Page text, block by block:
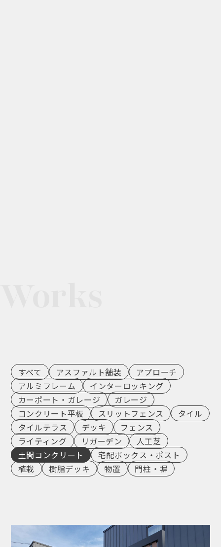
すべて アスファルト舗装
アプローチ
アルミフレーム
インターロッキング
カーポート・ガレージ
ガレージ
コンクリート平板
スリットフェンス
タイル
タイルテラス
デッキ
フェンス
ライティング
リガーデン
人工芝
土間コンクリート
宅配ボックス・ポスト
植栽
樹脂デッキ 物置 門柱・塀